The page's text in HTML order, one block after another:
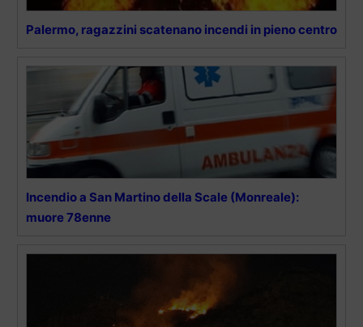
Palermo, ragazzini scatenano incendi in pieno centro
Incendio a San Martino della Scale (Monreale):
muore 78enne